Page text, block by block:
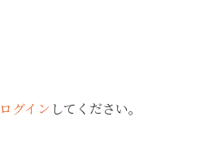
ログイン してください。